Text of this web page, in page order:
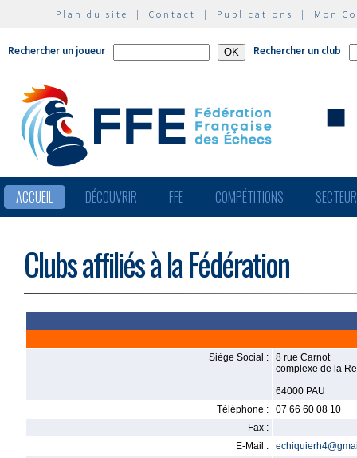
Plan du site | Contact | Publications | Mon
Rechercher un joueur Rechercher un club
ACCUEIL DÉCOUVRIR FFE COMPÉTITIONS
Clubs affiliés à la Fédération
Siège Social :
8 rue Carnot
complexe de la
64000 PAU
Téléphone :
07 66 60 08 10
Fax :
E-Mail :